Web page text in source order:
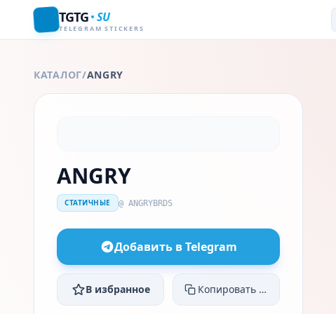
TGTG SU
TELEGRAM STICKERS
КАТАЛОГ/ANGRY
ANGRY
СТАТИЧНЫЕ @ ANGRYBRDS
Добавить в Telegram
В избранное Копировать ссылку